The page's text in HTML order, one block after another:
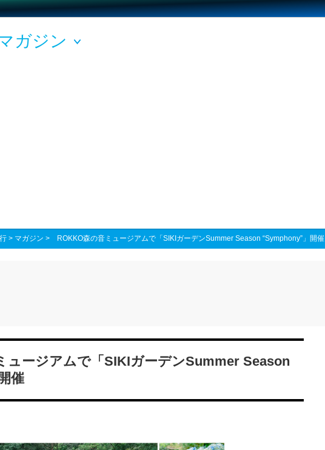
ガジン
> マガジン > ROKKO森の音ミュージアムで「SIKIガーデンSummer Season “Symphony”」開催
ュージアムで「SIKIガーデンSummer Season
催